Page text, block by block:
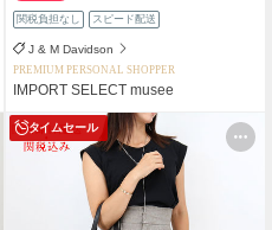
関税負担なし スピード配送
J & M Davidson
PREMIUM PERSONAL SHOPPER
IMPORT SELECT musee
タイムセール